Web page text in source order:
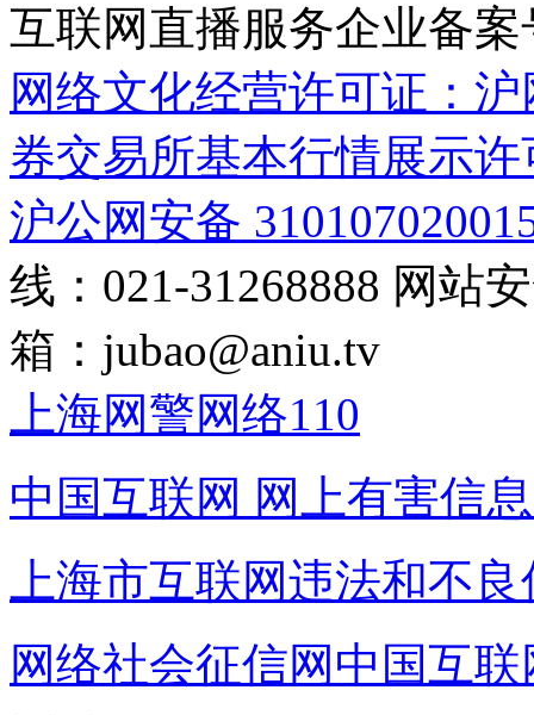
互联网直播服务企业备案
网络文化经营许可证：
券交易所基本行情展示许
沪公网安备
线：021-31268888 网站
箱： jubao@aniu.tv
上海网警网络110
中国互联网 网上有害信
上海市互联网违法和不
网络社会征信网 中国互